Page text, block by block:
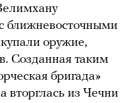
ближневосточными
оружие,
Созданная таким
бригада»
вторглась из Чечни